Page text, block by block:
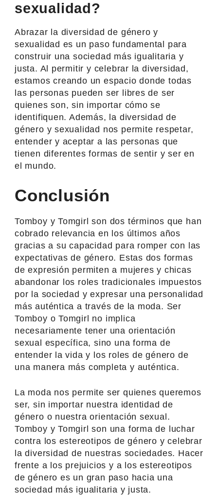
sexualidad?
Abrazar la diversidad de género y
sexualidad es un paso fundamental para
construir una sociedad más igualitaria y
justa. Al permitir y celebrar la diversidad,
estamos creando un espacio donde todas
las personas pueden ser libres de ser
quienes son, sin importar cómo se
identifiquen. Además, la diversidad de
género y sexualidad nos permite respetar,
entender y aceptar a las personas que
tienen diferentes formas de sentir y ser en
el mundo.
Conclusión
Tomboy y Tomgirl son dos términos que han
cobrado relevancia en los últimos años
gracias a su capacidad para romper con las
expectativas de género. Estas dos formas
de expresión permiten a mujeres y chicas
abandonar los roles tradicionales impuestos
por la sociedad y expresar una personalidad
más auténtica a través de la moda. Ser
Tomboy o Tomgirl no implica
necesariamente tener una orientación
sexual específica, sino una forma de
entender la vida y los roles de género de
una manera más completa y auténtica.
La moda nos permite ser quienes queremos
ser, sin importar nuestra identidad de
género o nuestra orientación sexual.
Tomboy y Tomgirl son una forma de luchar
contra los estereotipos de género y celebrar
la diversidad de nuestras sociedades. Hacer
frente a los prejuicios y a los estereotipos
de género es un gran paso hacia una
sociedad más igualitaria y justa.